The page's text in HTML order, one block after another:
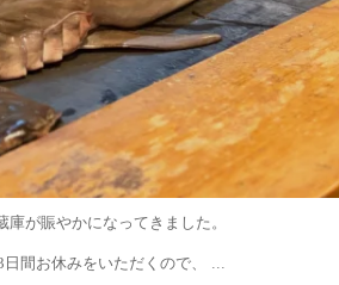
庫が賑やかになってきました。
間お休みをいただくので、